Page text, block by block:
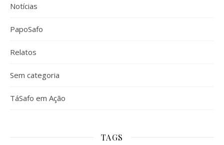
Notícias
PapoSafo
Relatos
Sem categoria
TáSafo em Ação
TAGS